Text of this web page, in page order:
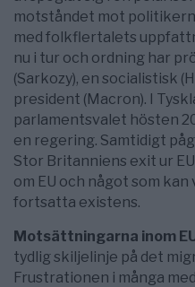
motståndet mot
med folkflertalets
nu i tur och ordning har
(Sarkozy), en socialistisk
president (Macron). I
parlamentsvalet hösten
en regering. Samtidigt
Stor Britanniens exit ur
om EU och något som kan
fortsatta existens.
Motsättningarna inom
tydlig skiljelinje på det
Frustrationen i många